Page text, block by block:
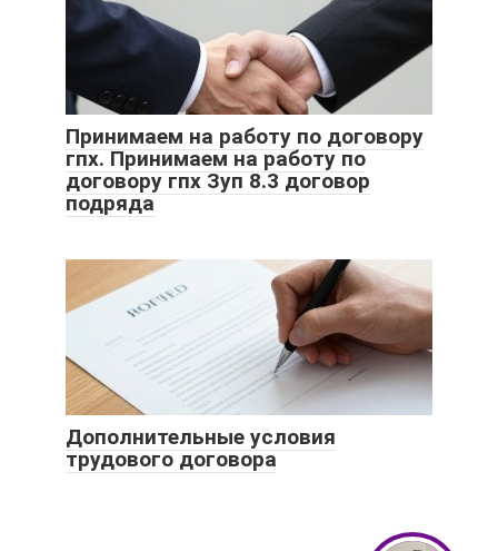
Принимаем на работу по договору
гпх. Принимаем на работу по
договору гпх Зуп 8.3 договор
подряда
Дополнительные условия
трудового договора